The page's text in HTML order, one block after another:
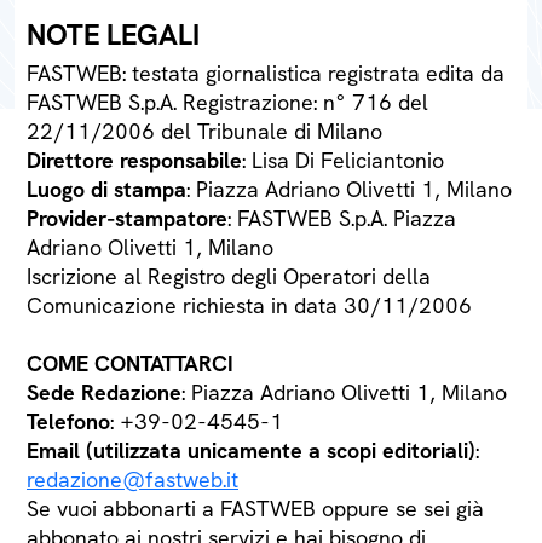
NOTE LEGALI
FASTWEB: testata giornalistica registrata edita da
FASTWEB S.p.A. Registrazione: n° 716 del
22/11/2006 del Tribunale di Milano
Direttore responsabile: Lisa Di Feliciantonio
Luogo di stampa: Piazza Adriano Olivetti 1, Milano
Provider-stampatore: FASTWEB S.p.A. Piazza
Adriano Olivetti 1, Milano
Iscrizione al Registro degli Operatori della
Comunicazione richiesta in data 30/11/2006
COME CONTATTARCI
Sede Redazione: Piazza Adriano Olivetti 1, Milano
Telefono: +39-02-4545-1
Email (utilizzata unicamente a scopi editoriali):
redazione@fastweb.it
Se vuoi abbonarti a FASTWEB oppure se sei già